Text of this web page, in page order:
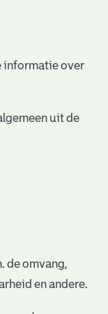
informatie over
uit de
de omvang,
en andere.